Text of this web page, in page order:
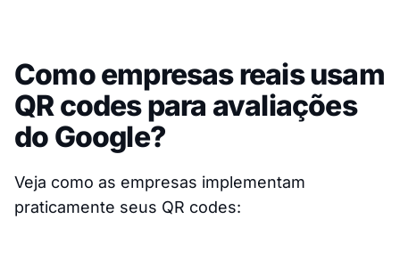
Como empresas reais usam
QR codes para avaliações
do Google?
Veja como as empresas implementam
praticamente seus QR codes: